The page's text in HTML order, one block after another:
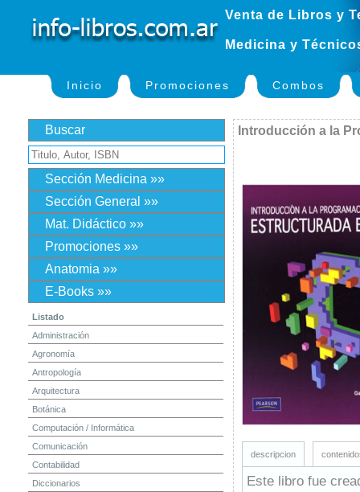
Venta de Libros y
Medicina y
Inicio Promociones Combos
Buscar
Sección Medicina »»
Sección General »»
Mat. Didáctico »»
Promociones »»
Anatomia »»
E-Books »»
Listado
Administración
Agronomía
Antropología
Arquitectura
Botánica
Computación / Informática
Comunicación
Contabilidad
Diccionarios
Introducción a la
descripcion
Este libro fue